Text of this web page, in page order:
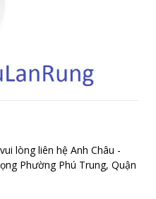
lòng liên hệ Anh Châu -
Phường Phú Trung, Quận